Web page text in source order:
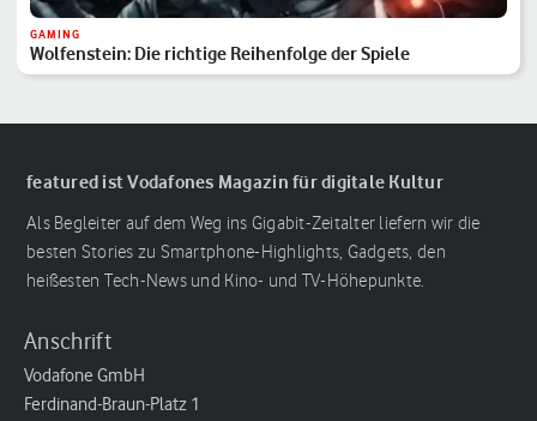
GAMING
Wolfenstein: Die richtige Reihenfolge der Spiele
featured ist Vodafones Magazin für digitale Kultur
Als Begleiter auf dem Weg ins Gigabit-Zeitalter liefern wir die
besten Stories zu Smartphone-Highlights, Gadgets, den
heißesten Tech-News und Kino- und TV-Höhepunkte.
Anschrift
Vodafone GmbH
Ferdinand-Braun-Platz 1